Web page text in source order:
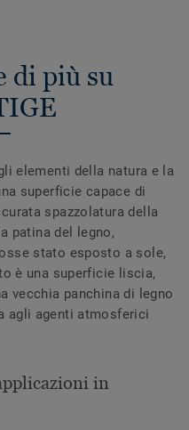
di più su
elementi della natura e la
superficie capace di
spazzolatura della
patina del legno,
stato esposto a sole,
è una superficie liscia,
vecchia panchina di legno
agli agenti atmosferici
in